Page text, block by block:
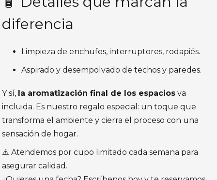
diferencia
Limpieza de enchufes, interruptores, rodapiés.
Aspirado y desempolvado de techos y paredes.
Y sí, la aromatización final de los espacios va
incluida. Es nuestro regalo especial: un toque que
transforma el ambiente y cierra el proceso con una
sensación de hogar.
⚠️ Atendemos por cupo limitado cada semana para
asegurar calidad.